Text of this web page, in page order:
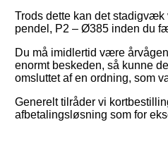
Trods dette kan det
pendel, P2 – Ø385 inden du
Du må imidlertid være
enormt beskeden, så kunne
omsluttet af en ordning, som
Generelt tilråder vi
afbetalingsløsning som for